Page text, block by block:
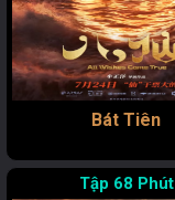
Bát Tiên
68 Phút